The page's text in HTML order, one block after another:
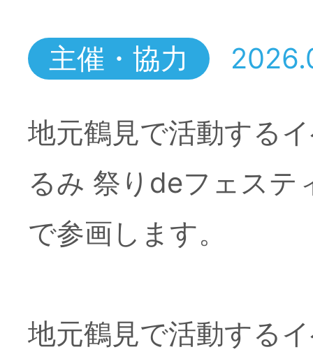
食べて遊んで
西口オープン
了しました。
食べて遊んで
主催・協力
地元鶴見で活動する
るみ 祭りdeフェステ
で参画します。
地元鶴見で活動する